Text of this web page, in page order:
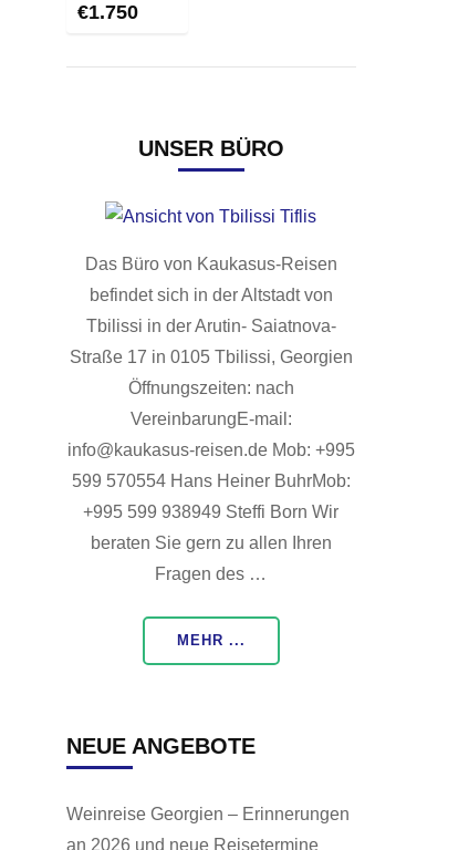
€1.750
UNSER BÜRO
Das Büro von Kaukasus-Reisen
befindet sich in der Altstadt von
Tbilissi in der Arutin- Saiatnova-
Straße 17 in 0105 Tbilissi, Georgien
Öffnungszeiten: nach
VereinbarungE-mail:
info@kaukasus-reisen.de Mob: +995
599 570554 Hans Heiner BuhrMob:
+995 599 938949 Steffi Born Wir
beraten Sie gern zu allen Ihren
Fragen des …
MEHR ...
NEUE ANGEBOTE
Weinreise Georgien – Erinnerungen
an 2026 und neue Reisetermine